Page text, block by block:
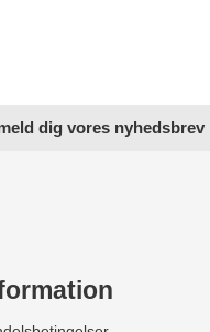
dig vores nyhedsbrev